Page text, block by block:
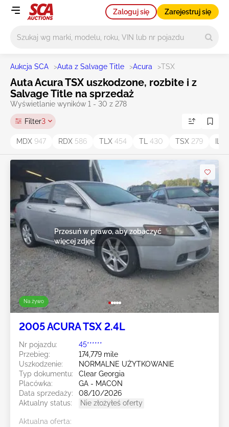
Zaloguj się Zarejestruj się
Aukcja SCA >Auta z Salvage Title >Acura >TSX
Auta Acura TSX uszkodzone, rozbite i z
Salvage Title na sprzedaż
Wyświetlanie wyników 1 - 30 z 278
Filter3
MDX 947 RDX 586 TLX 454 TL 430 TSX 279
Na żywo
Przesuń w prawo, aby zobaczyć
więcej zdjęć
2005 ACURA TSX 2.4L
Nr pojazdu:
45******
Przebieg:
174,779 mile
Uszkodzenie:
NORMALNE UŻYTKOWANIE
Typ dokumentu:
Clear Georgia
Placówka:
GA - MACON
Data sprzedaży:
08/10/2026
Aktualny status:
Nie złożyłeś oferty
Aktualna oferta: